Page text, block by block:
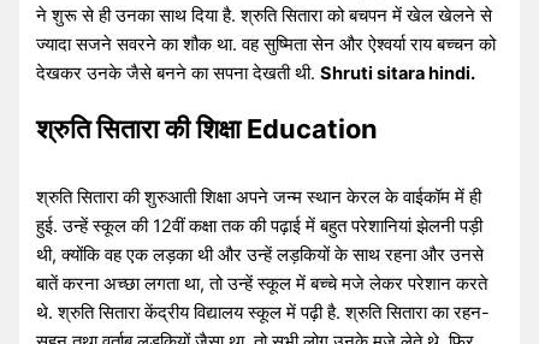
ने शुरू से ही उनका साथ दिया है. श्रुति सितारा को बचपन में खेल खेलने से
ज्यादा सजने सवरने का शौक था. वह सुष्मिता सेन और ऐश्वर्या राय बच्चन को
देखकर उनके जैसे बनने का सपना देखती थी.Shruti sitara hindi.
श्रुति सितारा की शिक्षा Education
श्रुति सितारा की शुरुआती शिक्षा अपने जन्म स्थान केरल के वाईकॉम में ही
हुई. उन्हें स्कूल की 12वीं कक्षा तक की पढ़ाई में बहुत परेशानियां झेलनी पड़ी
थी, क्योंकि वह एक लड़का थी और उन्हें लड़कियों के साथ रहना और उनसे
बातें करना अच्छा लगता था, तो उन्हें स्कूल में बच्चे मजे लेकर परेशान करते
थे. श्रुति सितारा केंद्रीय विद्यालय स्कूल में पढ़ी है. श्रुति सितारा का रहन-